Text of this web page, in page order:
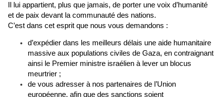
Il lui appartient, plus que jamais, de porter une voix d’humanité
et de paix devant la communauté des nations.
C’est dans cet esprit que nous vous demandons :
d’expédier dans les meilleurs délais une aide humanitaire
massive aux populations civiles de Gaza, en contraignant
ainsi le Premier ministre israélien à lever un blocus
meurtrier ;
de vous adresser à nos partenaires de l’Union
européenne, afin que des sanctions soient